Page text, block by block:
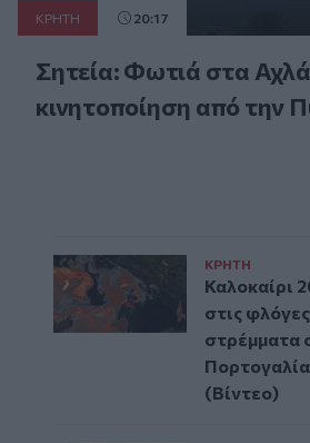
ΚΡΗΤΗ 20:17
Σητεία: Φωτιά στα
κινητοποίηση από την
ΚΡΗΤΗ
Καλοκαίρι
στις
στρέμματα
(Βίντεο)